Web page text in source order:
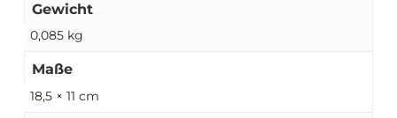
Gewicht
0,085 kg
Maße
18,5 × 11 cm